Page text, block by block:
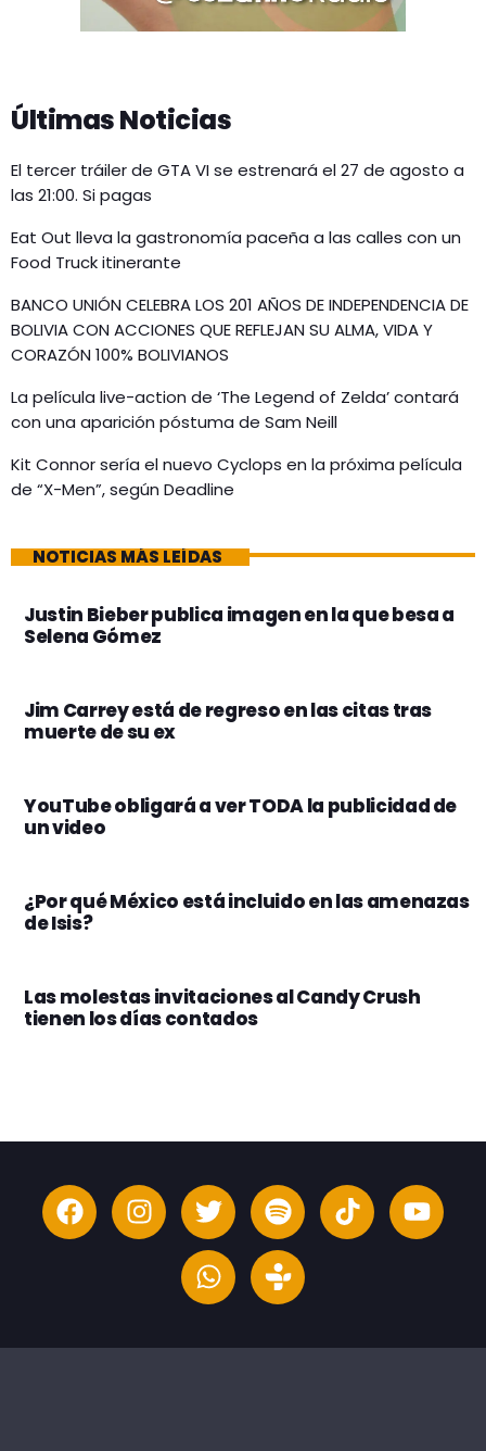
Últimas Noticias
El tercer tráiler de GTA VI se estrenará el 27 de agosto a
las 21:00. Si pagas
Eat Out lleva la gastronomía paceña a las calles con un
Food Truck itinerante
BANCO UNIÓN CELEBRA LOS 201 AÑOS DE INDEPENDENCIA DE
BOLIVIA CON ACCIONES QUE REFLEJAN SU ALMA, VIDA Y
CORAZÓN 100% BOLIVIANOS
La película live-action de ‘The Legend of Zelda’ contará
con una aparición póstuma de Sam Neill
Kit Connor sería el nuevo Cyclops en la próxima película
de “X-Men”, según Deadline
NOTICIAS MÁS LEÍDAS
Justin Bieber publica imagen en la que besa a
Selena Gómez
Jim Carrey está de regreso en las citas tras
muerte de su ex
YouTube obligará a ver TODA la publicidad de
un video
¿Por qué México está incluido en las amenazas
de Isis?
Las molestas invitaciones al Candy Crush
tienen los días contados